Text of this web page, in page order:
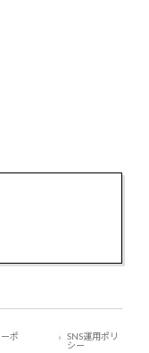
ポ
SNS運用ポリ
シー